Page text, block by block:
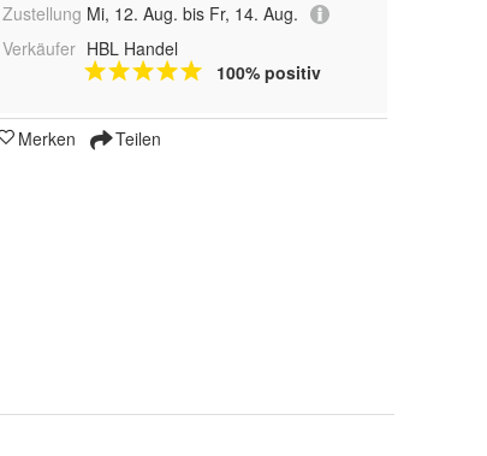
Zustellung Mi, 12. Aug. bis Fr, 14. Aug.
Verkäufer HBL Handel
100% positiv
Merken Teilen